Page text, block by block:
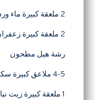
2 ملعقة كبيرة ماء ورد
2 ملعقة كبيرة زعفران منقوع
رشة هيل مطحون
4-5 ملاعق كبيرة سكر
1 ملعقة كبيرة زيت نباتي (اختياري)